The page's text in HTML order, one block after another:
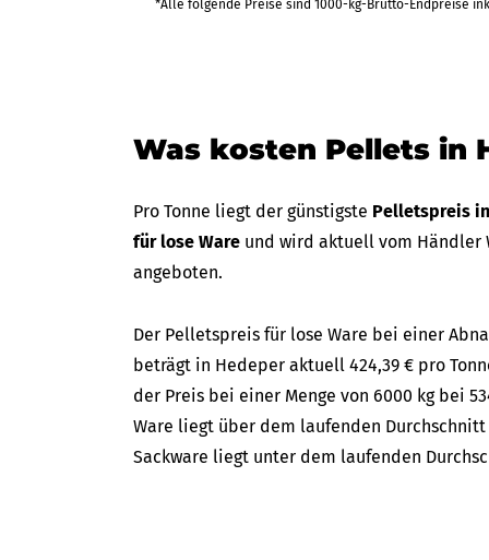
bis Fr
440,49 €
*Alle folgende Preise sind 1000-kg-Brutto-Endpreise
Was kosten Pellets in
Pro Tonne liegt der günstigste Pelletspreis
für lose Ware und wird aktuell vom Händler
angeboten.
Der Pelletspreis für lose Ware bei einer
beträgt in Hedeper aktuell 424,39 € pro
der Preis bei einer Menge von 6000 kg bei
Ware liegt über dem laufenden
Sackware liegt unter dem laufenden